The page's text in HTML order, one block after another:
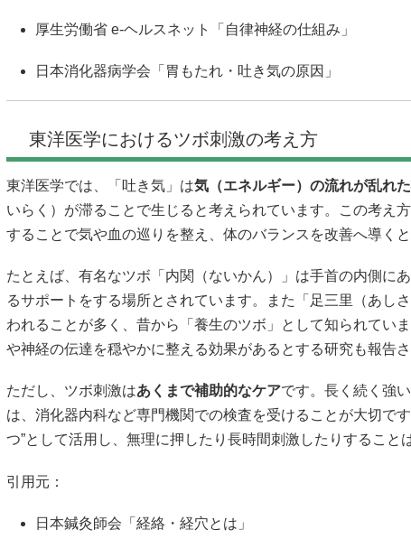
厚生労働省 e-ヘルスネット「自律神経の仕組み」
日本消化器病学会「胃もたれ・吐き気の原因」
東洋医学におけるツボ刺激の考え方
東洋医学では、「吐き気」は気（エネルギー）の流れが乱れ
いらく）が滞ることで生じると考えられています。この考え
することで気や血の巡りを整え、体のバランスを改善へ導く
たとえば、有名なツボ「内関（ないかん）」は手首の内側に
るサポートをする場所とされています。また「足三里（あし
われることが多く、昔から「養生のツボ」として知られてい
や神経の伝達を穏やかに整える効果があるとする研究も報告
ただし、ツボ刺激はあくまで補助的なケアです。長く続く強
は、消化器内科など専門機関での検査を受けることが大切で
つ”として活用し、無理に押したり長時間刺激したりすること
引用元：
日本鍼灸師会「経絡・経穴とは」